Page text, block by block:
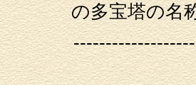
の多宝塔の名